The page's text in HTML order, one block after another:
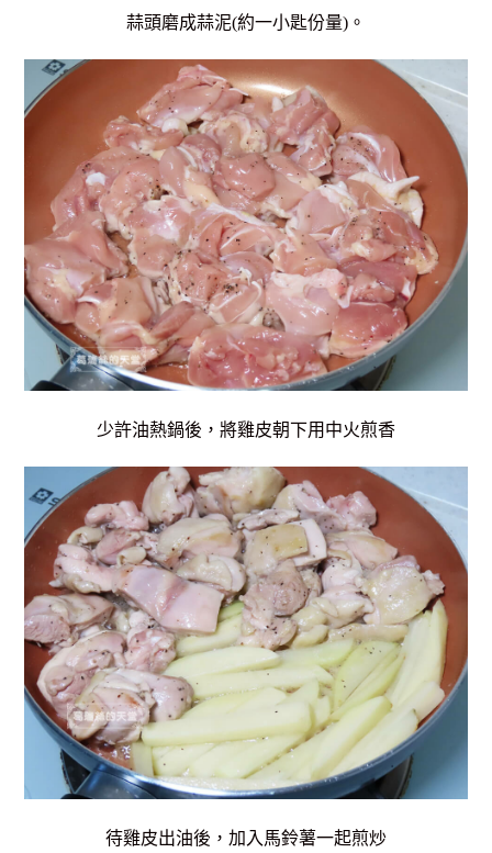
蒜頭磨成蒜泥(約一小匙份量)。
少許油熱鍋後，將雞皮朝下用中火煎香
待雞皮出油後，加入馬鈴薯一起煎炒